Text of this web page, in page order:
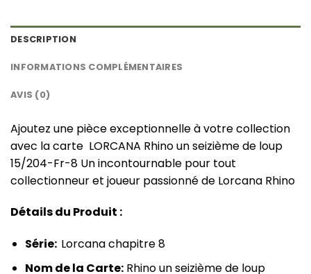
DESCRIPTION
INFORMATIONS COMPLÉMENTAIRES
AVIS (0)
Ajoutez une pièce exceptionnelle à votre collection
avec la carte LORCANA Rhino un seizième de loup
15/204-Fr-8 Un incontournable pour tout
collectionneur et joueur passionné de Lorcana Rhino
Détails du Produit :
Série: Lorcana chapitre 8
Nom de la Carte:Rhino un seizième de loup